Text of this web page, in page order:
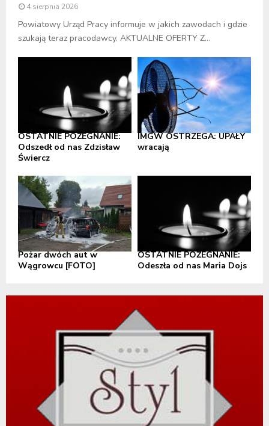
4 sierpnia 2026
Powiatowy Urząd Pracy informuje w jakich zawodach i gdzie
szukają teraz pracodawcy. AKTUALNE OFERTY Z...
OSTATNIE POŻEGNANIE:
Odszedł od nas Zdzisław
Świercz
IMGW OSTRZEGA: UPAŁY
wracają
Pożar dwóch aut w
Wągrowcu [FOTO]
OSTATNIE POŻEGNANIE:
Odeszła od nas Maria Dojs